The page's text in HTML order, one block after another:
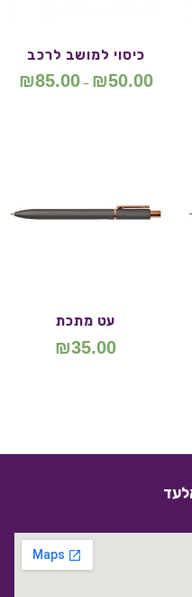
כיסוי למושב לרכב
₪50.00
–
₪85.00
עט מתכת
₪35.00